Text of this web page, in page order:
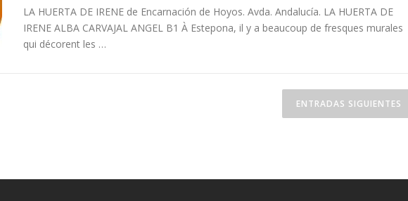
LA HUERTA DE IRENE de Encarnación de Hoyos. Avda. Andalucía. LA HUERTA DE
IRENE ALBA CARVAJAL ANGEL B1 À Estepona, il y a beaucoup de fresques murales
qui décorent les …
ENTRADAS SIGUIENTES